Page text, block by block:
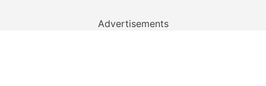
Advertisements